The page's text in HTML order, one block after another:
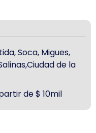
Soca, Migues,
de la
de $ 10mil